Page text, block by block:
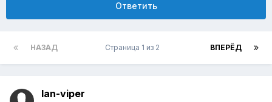
Ответить
НАЗАД ВПЕРЁД
Страница 1 из 2
lan-viper